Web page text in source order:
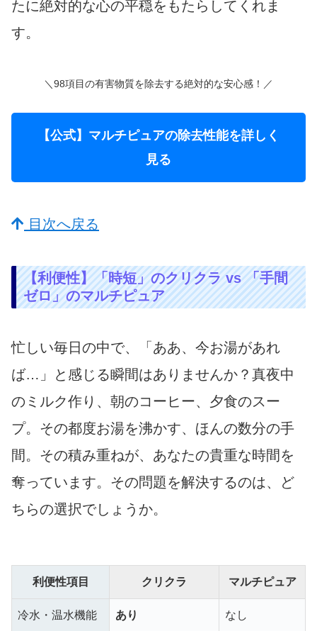
たに絶対的な心の平穏をもたらしてくれま
す。
＼98項目の有害物質を除去する絶対的な安心感！／
【公式】マルチピュアの除去性能を詳しく
見る
目次へ戻る
【利便性】「時短」のクリクラ vs 「手間
ゼロ」のマルチピュア
忙しい毎日の中で、「ああ、今お湯があれ
ば…」と感じる瞬間はありませんか？真夜中
のミルク作り、朝のコーヒー、夕食のスー
プ。その都度お湯を沸かす、ほんの数分の手
間。その積み重ねが、あなたの貴重な時間を
奪っています。その問題を解決するのは、ど
ちらの選択でしょうか。
利便性項目 クリクラ マルチピュア
冷水・温水機能 あり なし